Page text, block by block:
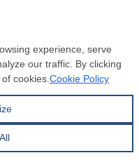
订
阅
信用卡支
付
支付宝支
付